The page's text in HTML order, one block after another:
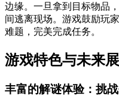
边缘。一旦拿到目标物品
间逃离现场。游戏鼓励玩
难题，完美完成任务。
游戏特色与未来
丰富的解谜体验：挑